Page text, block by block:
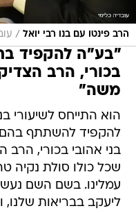
הרב פינטו עם בנו רבי יואל /
"בע"ה להקפיד
בכורי, הרב
משה"
הוא התייחס לשיעורי
להקפיד להשתתף
בני אהובי בכורי,
שכל כולו סולת נקיה
עמלינו. בשם השם
ליעקב בבריאות שלנו,